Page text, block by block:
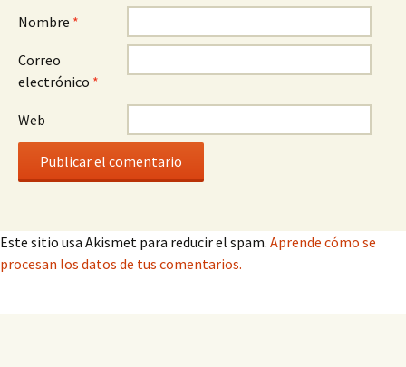
Nombre *
Correo
electrónico *
Web
Este sitio usa Akismet para reducir el spam. Aprende cómo se
procesan los datos de tus comentarios.